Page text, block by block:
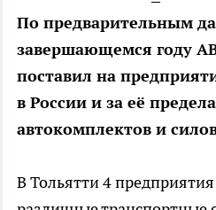
По предварительным
завершающемся году
поставил на
в России и за её
автокомплектов и
В Тольятти 4